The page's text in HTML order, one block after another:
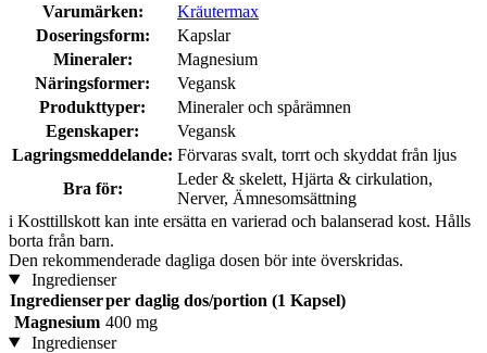
Varumärken:
Kräutermax
Doseringsform:
Kapslar
Mineraler:
Magnesium
Näringsformer:
Vegansk
Produkttyper:
Mineraler och spårämnen
Egenskaper:
Vegansk
Lagringsmeddelande: Förvaras svalt, torrt och skyddat från ljus
Bra för:
Leder & skelett, Hjärta & cirkulation,
Nerver, Ämnesomsättning
i Kosttillskott kan inte ersätta en varierad och balanserad kost. Hålls
borta från barn.
Den rekommenderade dagliga dosen bör inte överskridas.
Ingredienser
Ingredienserper daglig dos/portion (1 Kapsel)
Magnesium 400 mg
Ingredienser